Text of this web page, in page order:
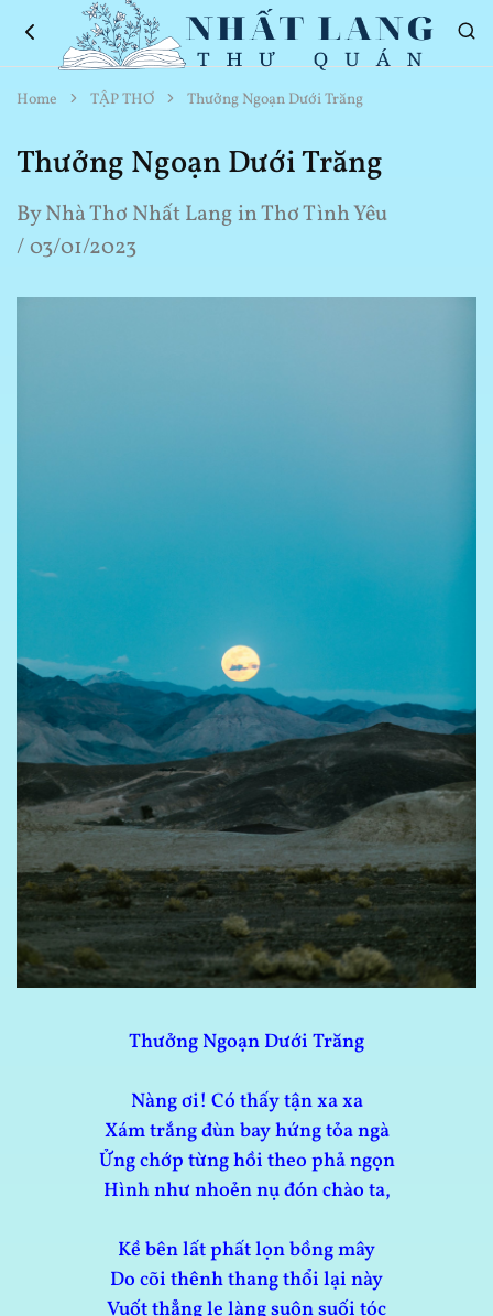
Nhất
Lang
Quán
Thơ
Hay
Cuộc
Sống
Home TẬP THƠ Thưởng Ngoạn Dưới Trăng
Thưởng Ngoạn Dưới Trăng
ByNhà Thơ Nhất LanginThơ Tình Yêu
03/01/2023
Thưởng Ngoạn Dưới Trăng
Nàng ơi! Có thấy tận xa xa
Xám trắng đùn bay hứng tỏa ngà
Ửng chớp từng hồi theo phả ngọn
Hình như nhoẻn nụ đón chào ta,
Kề bên lất phất lọn bồng mây
Do cõi thênh thang thổi lại này
Vuốt thẳng lẹ làng suôn suối tóc